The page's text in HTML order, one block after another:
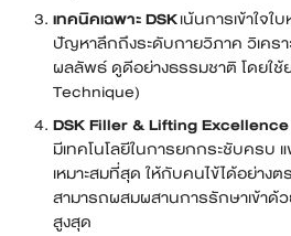
เทคนิคเฉพาะ DSKเน้นการเข้าใจใ
ปัญหาลึกถึงระดับกายวิภาค วิเคร
ผลลัพธ์ ดูดีอย่างธรรมชาติ โดยใช้
Technique)
DSK Filler & Lifting
มีเทคโนโลยีในการยกกระชับครบ
เหมาะสมที่สุด ให้กับคนไข้ได้อย่าง
สามารถผสมผสานการรักษาเข้าด้
สูงสุด